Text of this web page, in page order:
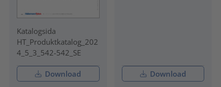
Katalogsida
HT_Produktkatalog_202
4_5_3_542-542_SE
Download Download